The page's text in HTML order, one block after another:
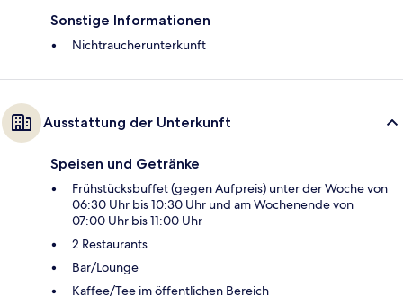
Sonstige Informationen
Nichtraucherunterkunft
Ausstattung der Unterkunft
Speisen und Getränke
Frühstücksbuffet (gegen Aufpreis) unter der Woche von
06:30 Uhr bis 10:30 Uhr und am Wochenende von
07:00 Uhr bis 11:00 Uhr
2 Restaurants
Bar/Lounge
Kaffee/Tee im öffentlichen Bereich